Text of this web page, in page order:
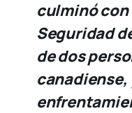
culminó con
Seguridad
de dos